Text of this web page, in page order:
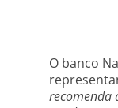
O banco
recomenda